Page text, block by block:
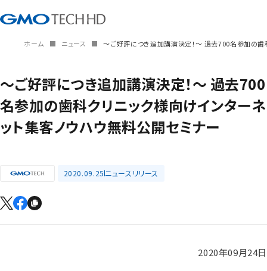
ホーム ニュース ～ご好評につき追加講演決定！～ 過去700名参加の歯
～ご好評につき追加講演決定！～ 過去700
名参加の歯科クリニック様向けインターネ
ット集客ノウハウ無料公開セミナー
2020.09.25ニュースリリース
2020年09月24日